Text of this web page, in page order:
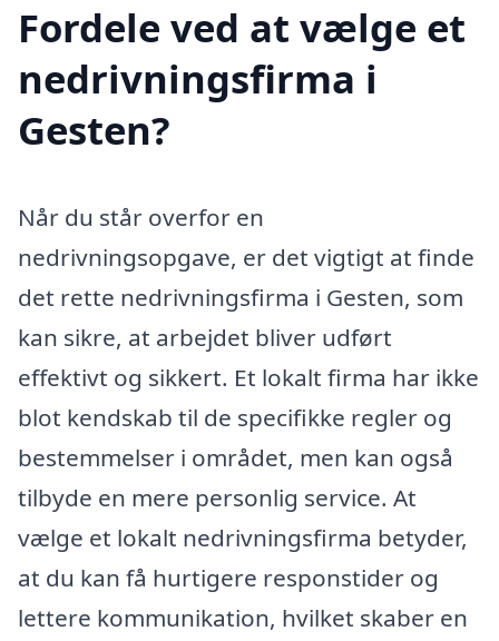
Fordele ved at vælge et
nedrivningsfirma i
Gesten?
Når du står overfor en
nedrivningsopgave, er det vigtigt at finde
det rette nedrivningsfirma i Gesten, som
kan sikre, at arbejdet bliver udført
effektivt og sikkert. Et lokalt firma har ikke
blot kendskab til de specifikke regler og
bestemmelser i området, men kan også
tilbyde en mere personlig service. At
vælge et lokalt nedrivningsfirma betyder,
at du kan få hurtigere responstider og
lettere kommunikation, hvilket skaber en